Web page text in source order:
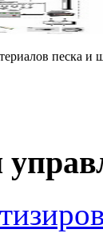
песка и